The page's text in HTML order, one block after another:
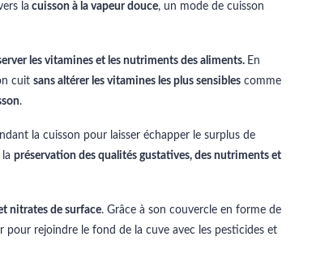
la cuisson à la vapeur douce, un mode de cuisson
les vitamines et les nutriments des aliments. En
cuit sans altérer les vitamines les plus sensibles comme
.
la cuisson pour laisser échapper le surplus de
préservation des qualités gustatives, des nutriments et
nitrates de surface. Grâce à son couvercle en forme de
pour rejoindre le fond de la cuve avec les pesticides et